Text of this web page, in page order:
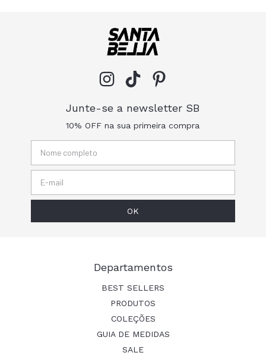
Junte-se a newsletter SB
10% OFF na sua primeira compra
Departamentos
BEST SELLERS
PRODUTOS
COLEÇÕES
GUIA DE MEDIDAS
SALE